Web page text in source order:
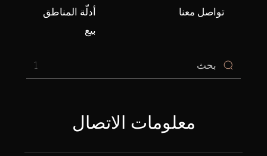
أدلّة المناطق
بيع
تواصل معنا
1
معلومات الاتصال